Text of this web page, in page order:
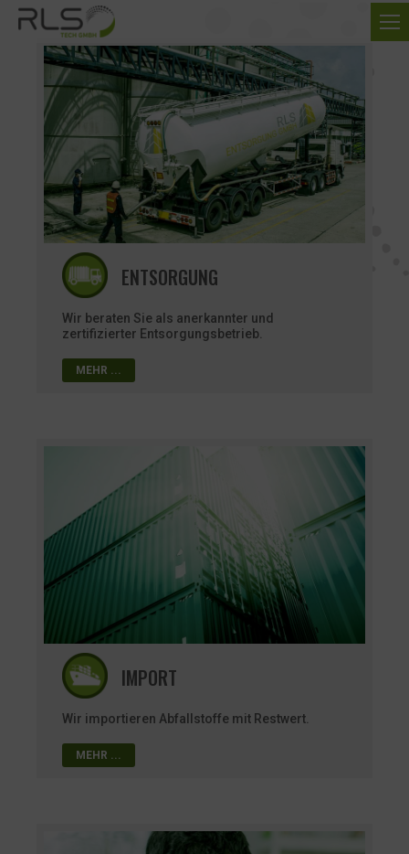
ENTSORGUNG
Wir beraten Sie als anerkannter und
zertifizierter Entsorgungsbetrieb.
MEHR ...
IMPORT
Wir importieren Abfallstoffe mit Restwert.
MEHR ...